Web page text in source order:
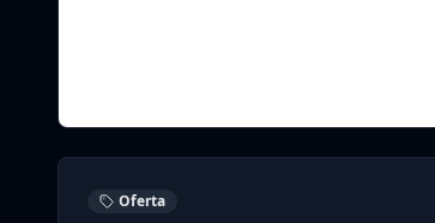
Oferta